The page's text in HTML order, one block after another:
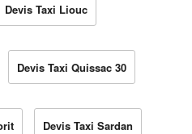
Devis Taxi Liouc
Devis Taxi Quissac 30
Devis Taxi Sardan